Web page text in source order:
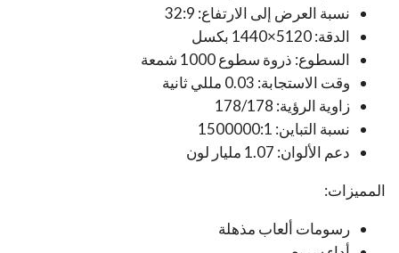
نسبة العرض إلى الارتفاع: 32:9
الدقة: 5120×1440 بكسل
السطوع: ذروة سطوع 1000 شمعة
وقت الاستجابة: 0.03 مللي ثانية
زاوية الرؤية: 178/178
نسبة التباين: 1500000:1
دعم الألوان: 1.07 مليار لون
المميزات:
رسومات ألعاب مذهلة